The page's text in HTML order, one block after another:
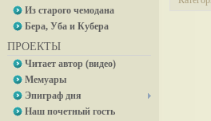
Из старого чемодана
Бера, Уба и Кубера
ПРОЕКТЫ
Читает автор (видео)
Мемуары
Эпиграф дня
Наш почетный гость